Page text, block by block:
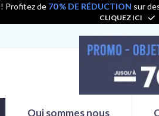
! Profitez de 70 % DE RÉDUCTION sur
CLIQUEZ ICI
Qui sommes nous